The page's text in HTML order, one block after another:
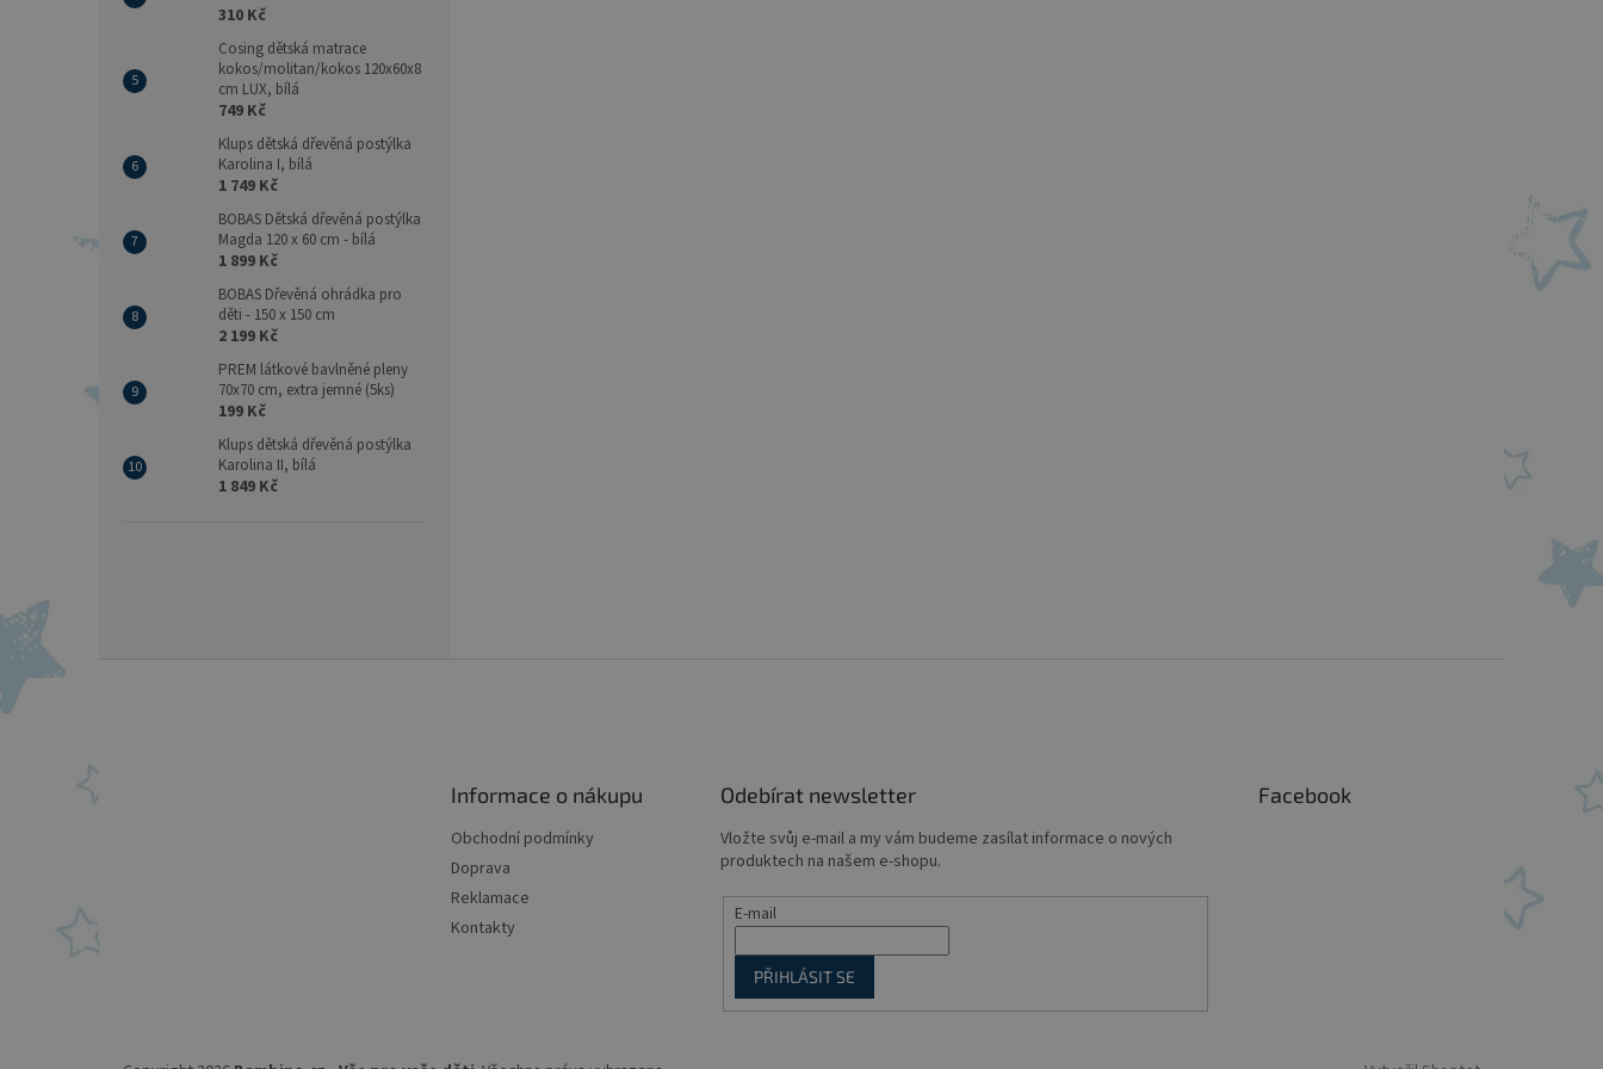
310 Kč
Cosing dětská matrace
kokos/molitan/kokos 120x60x8
cm LUX, bílá
749 Kč
Klups dětská dřevěná postýlka
Karolina I, bílá
1 749 Kč
BOBAS Dětská dřevěná postýlka
Magda 120 x 60 cm - bílá
1 899 Kč
BOBAS Dřevěná ohrádka pro
děti - 150 x 150 cm
2 199 Kč
PREM látkové bavlněné pleny
70x70 cm, extra jemné (5ks)
199 Kč
Klups dětská dřevěná postýlka
Karolina II, bílá
1 849 Kč
á
p
Informace o nákupu
Obchodní podmínky
Doprava
Reklamace
Kontakty
Odebírat newsletter
Vložte svůj e-mail a my vám budeme zasílat informace o nových
produktech na našem e-shopu.
E-mail
PŘIHLÁSIT SE
Facebook